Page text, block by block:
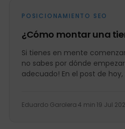
POSICIONAMIENTO SEO
¿Cómo montar una
Si tienes en mente
no sabes por dónde
adecuado! En el post de hoy,
Eduardo Garolera4 min 19 Jul